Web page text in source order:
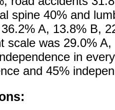
spine 40% and
A, 13.8% B,
scale was 29.0%
in
and 45%